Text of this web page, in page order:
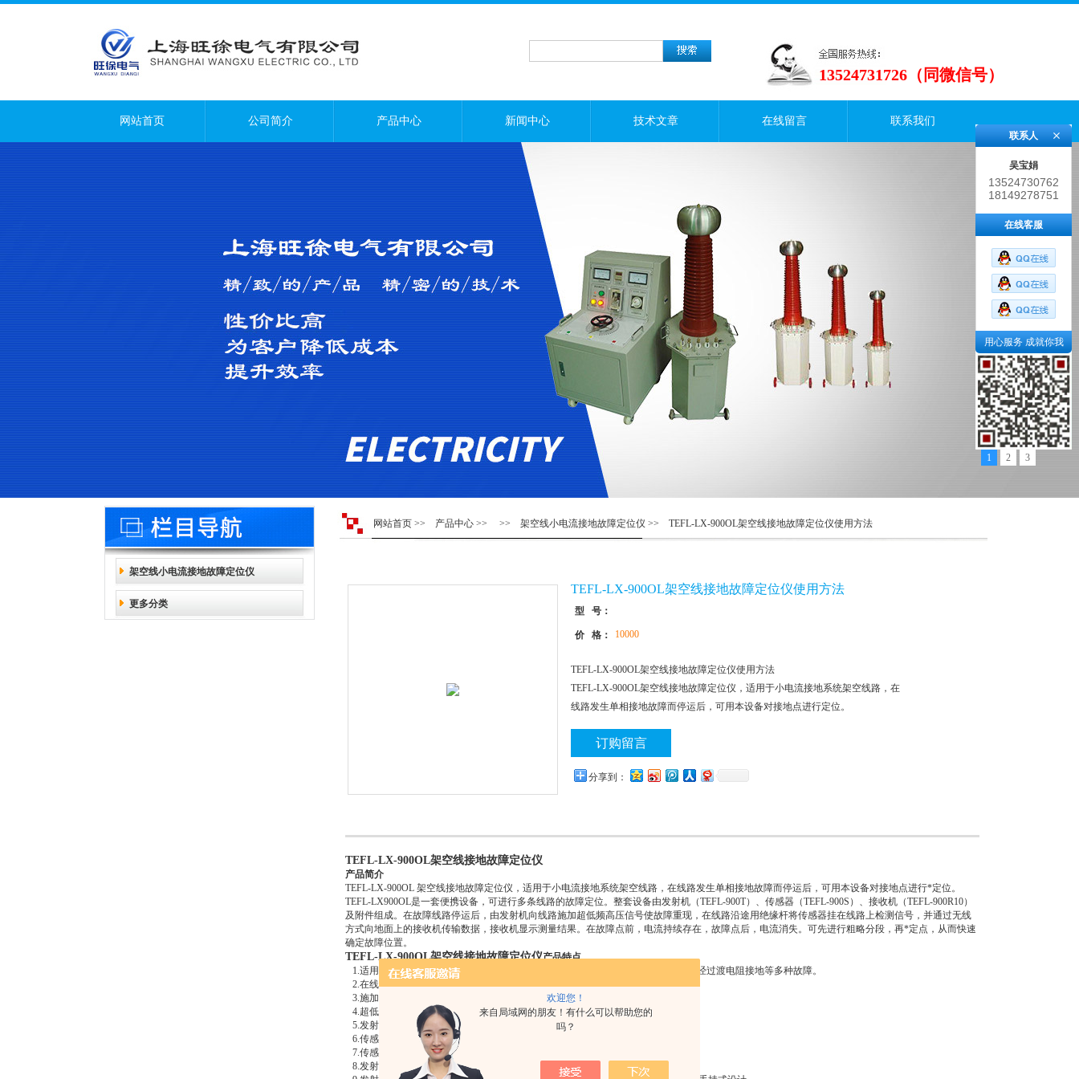
欢迎您！
来自局域网的朋友！有什么可以帮助您的
吗？
13524731726（同微信号）
网站首页 公司简介 产品中心 新闻中心 技术文章 在线留言 联系我们
1 2 3
架空线小电流接地故障定位仪
更多分类
网站首页 >> 产品中心 >> >> 架空线小电流接地故障定位仪 >> TEFL-LX-900OL架空线接地故障定位仪使用方法
TEFL-LX-900OL架空线接地故障定位仪使用方法
型 号：
价 格： 10000
TEFL-LX-900OL架空线接地故障定位仪使用方法
TEFL-LX-900OL架空线接地故障定位仪，适用于小电流接地系统架空线路，在
线路发生单相接地故障而停运后，可用本设备对接地点进行定位。
订购留言
分享到：
TEFL-LX-900OL架空线接地故障定位仪
产品简介
TEFL-LX-900OL 架空线接地故障定位仪，适用于小电流接地系统架空线路，在线路发生单相接地故障而停运后，可用本设备对接地点进行*定位。
TEFL-LX900OL是一套便携设备，可进行多条线路的故障定位。整套设备由发射机（TEFL-900T）、传感器（TEFL-900S）、接收机（TEFL-900R10）
及附件组成。在故障线路停运后，由发射机向线路施加超低频高压信号使故障重现，在线路沿途用绝缘杆将传感器挂在线路上检测信号，并通过无线
方式向地面上的接收机传输数据，接收机显示测量结果。在故障点前，电流持续存在，故障点后，电流消失。可先进行粗略分段，再*定点，从而快速
确定故障位置。
TEFL-LX-900OL架空线接地故障定位仪产品特点
1.适用于小电流接地系统配电网，检测架空线路的单相金属性接地、经电弧接地、经过渡电阻接地等多种故障。
2.在线路停运后进行定位，特别适用于有电缆分支的故障线路。
3.施加高压信号使故障重现，恒流信号稳定，易于检测。
4.超低频信号避免系统电容影响，能对高阻值故障进行定位。
5.发射机安全特性：高压启动闭锁功能、允许短路输出。
6.传感器使用高灵敏度传感器，开口设计，无需闭合，方便在线路上挂接。
7.传感器和接收机无线信号传输，安全可靠。
8.发射机可使用市电、发电机或汽车逆变器供电，传感器和接收机干电池供电。
联系人
吴宝娟
13524730762
18149278751
在线客服
用心服务 成就你我